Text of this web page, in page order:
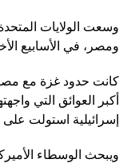
وسعت الولايات
ومصر، في الأسابيع
كانت حدود غزة مع
أكبر العوائق التي
إسرائيلية استولت
ويبحث الوسطاء